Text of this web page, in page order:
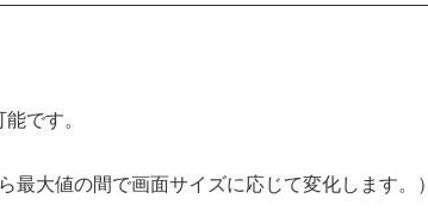
です。
最大値の間で画面サイズに応じて変化します。）